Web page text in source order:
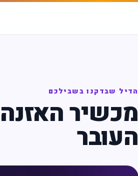
הדיל שבדקנו בשבילכם
מכשיר
העובר